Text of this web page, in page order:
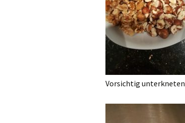
Vorsichtig unterkneten